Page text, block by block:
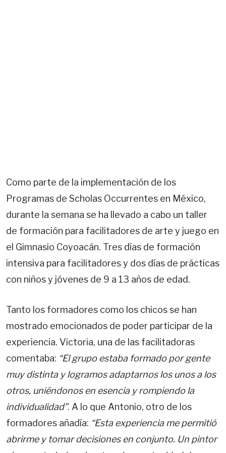
Como parte de la implementación de los
Programas de Scholas Occurrentes en México,
durante la semana se ha llevado a cabo un taller
de formación para facilitadores de arte y juego en
el Gimnasio Coyoacán. Tres días de formación
intensiva para facilitadores y dos días de prácticas
con niños y jóvenes de 9 a 13 años de edad.
Tanto los formadores como los chicos se han
mostrado emocionados de poder participar de la
experiencia. Victoria, una de las facilitadoras
comentaba: “El grupo estaba formado por gente
muy distinta y logramos adaptarnos los unos a los
otros, uniéndonos en esencia y rompiendo la
individualidad”. A lo que Antonio, otro de los
formadores añadía: “Esta experiencia me permitió
abrirme y tomar decisiones en conjunto. Un pintor